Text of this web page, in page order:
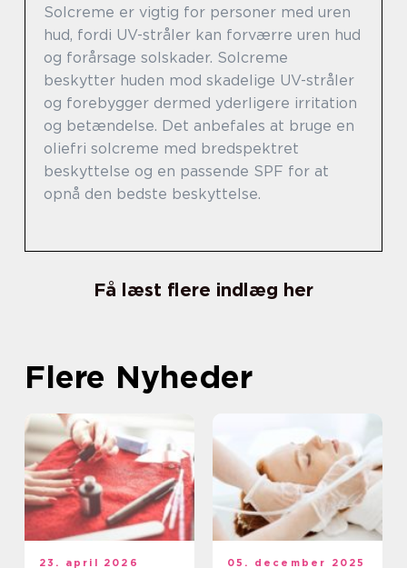
Solcreme er vigtig for personer med uren
hud, fordi UV-stråler kan forværre uren hud
og forårsage solskader. Solcreme
beskytter huden mod skadelige UV-stråler
og forebygger dermed yderligere irritation
og betændelse. Det anbefales at bruge en
oliefri solcreme med bredspektret
beskyttelse og en passende SPF for at
opnå den bedste beskyttelse.
Få læst flere indlæg her
Flere Nyheder
23. april 2026 05. december 2025